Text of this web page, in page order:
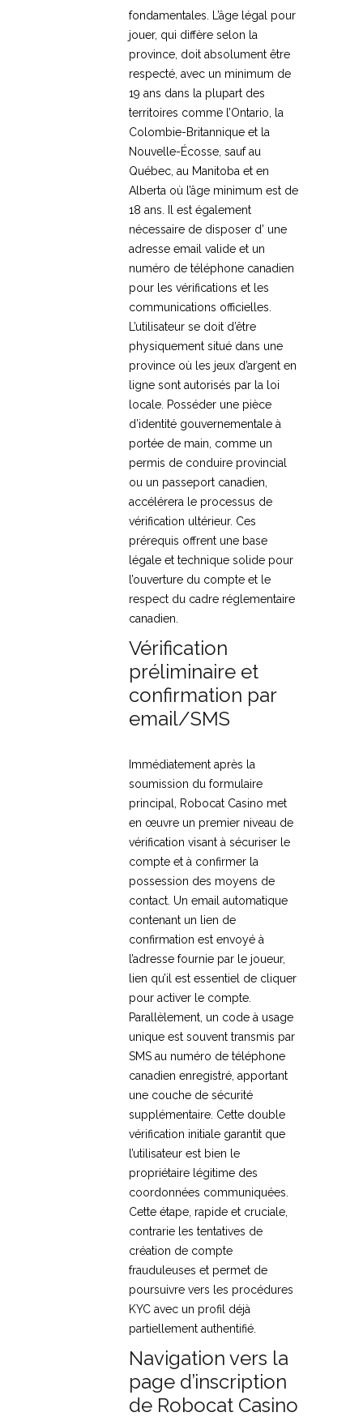
fondamentales. L’âge légal pour
jouer, qui diffère selon la
province, doit absolument être
respecté, avec un minimum de
19 ans dans la plupart des
territoires comme l’Ontario, la
Colombie-Britannique et la
Nouvelle-Écosse, sauf au
Québec, au Manitoba et en
Alberta où l’âge minimum est de
18 ans. Il est également
nécessaire de disposer d’ une
adresse email valide et un
numéro de téléphone canadien
pour les vérifications et les
communications officielles.
L’utilisateur se doit d’être
physiquement situé dans une
province où les jeux d’argent en
ligne sont autorisés par la loi
locale. Posséder une pièce
d’identité gouvernementale à
portée de main, comme un
permis de conduire provincial
ou un passeport canadien,
accélérera le processus de
vérification ultérieur. Ces
prérequis offrent une base
légale et technique solide pour
l’ouverture du compte et le
respect du cadre réglementaire
canadien.
Vérification
préliminaire et
confirmation par
email/SMS
Immédiatement après la
soumission du formulaire
principal, Robocat Casino met
en œuvre un premier niveau de
vérification visant à sécuriser le
compte et à confirmer la
possession des moyens de
contact. Un email automatique
contenant un lien de
confirmation est envoyé à
l’adresse fournie par le joueur,
lien qu’il est essentiel de cliquer
pour activer le compte.
Parallèlement, un code à usage
unique est souvent transmis par
SMS au numéro de téléphone
canadien enregistré, apportant
une couche de sécurité
supplémentaire. Cette double
vérification initiale garantit que
l’utilisateur est bien le
propriétaire légitime des
coordonnées communiquées.
Cette étape, rapide et cruciale,
contrarie les tentatives de
création de compte
frauduleuses et permet de
poursuivre vers les procédures
KYC avec un profil déjà
partiellement authentifié.
Navigation vers la
page d’inscription
de Robocat Casino